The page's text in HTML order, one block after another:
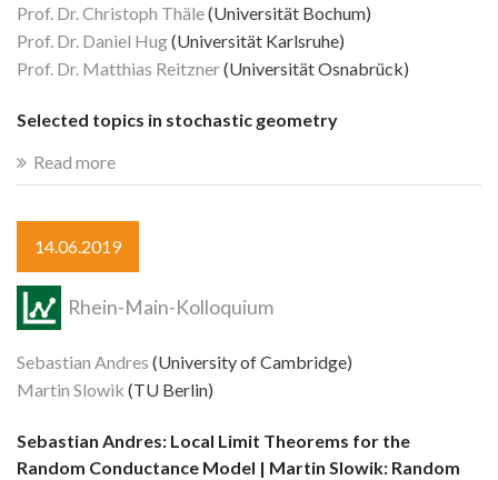
Prof. Dr. Christoph Thäle(Universität Bochum)
Prof. Dr. Daniel Hug(Universität Karlsruhe)
Prof. Dr. Matthias Reitzner(Universität Osnabrück)
Selected topics in stochastic geometry
Read more
14.06.2019
Rhein-Main-Kolloquium
Sebastian Andres (University of Cambridge)
Martin Slowik (TU Berlin)
Sebastian Andres: Local Limit Theorems for the
Random Conductance Model | Martin Slowik: Random